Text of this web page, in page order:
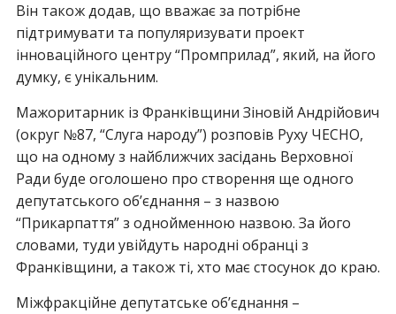
Він також додав, що вважає за потрібне
підтримувати та популяризувати проект
інноваційного центру “Промприлад”, який, на його
думку, є унікальним.
Мажоритарник із Франківщини Зіновій Андрійович
(округ №87, “Слуга народу”) розповів Руху ЧЕСНО,
що на одному з найближчих засідань Верховної
Ради буде оголошено про створення ще одного
депутатського об’єднання – з назвою
“Прикарпаття” з однойменною назвою. За його
словами, туди увійдуть народні обранці з
Франківщини, а також ті, хто має стосунок до краю.
Міжфракційне депутатське об’єднання –